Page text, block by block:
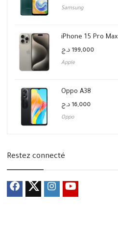
Samsung
iPhone 15 Pro Max
199,000 د.ج
Apple
Oppo A38
16,000 د.ج
Oppo
Restez connecté